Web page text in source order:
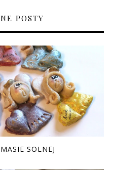
POSTY
SOLNEJ